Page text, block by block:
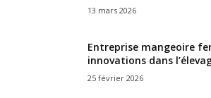
13 mars 2026
Entreprise mangeoire
innovations dans
25 février 2026